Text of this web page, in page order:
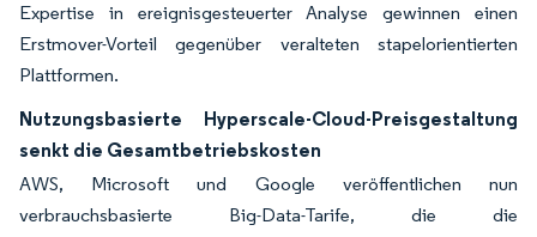
Expertise in ereignisgesteuerter Analyse gewinnen einen
Erstmover-Vorteil gegenüber veralteten stapelorientierten
Plattformen.
Nutzungsbasierte Hyperscale-Cloud-Preisgestaltung
senkt die Gesamtbetriebskosten
AWS, Microsoft und Google veröffentlichen nun
verbrauchsbasierte Big-Data-Tarife, die die